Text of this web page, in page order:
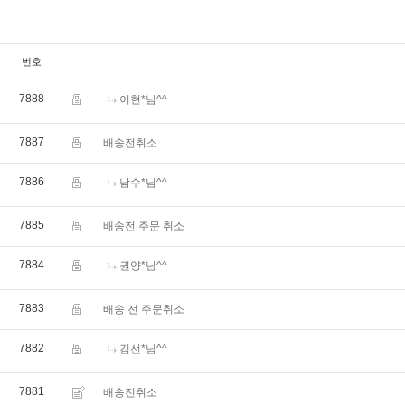
번호
7888 이현*님^^
7887 배송전취소
7886 남수*님^^
7885 배송전 주문 취소
7884 권양*님^^
7883 배송 전 주문취소
7882 김선*님^^
7881 배송전취소